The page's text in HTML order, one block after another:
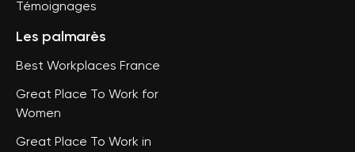
Témoignages
Les palmarès
Best Workplaces France
Great Place To Work for
Women
Great Place To Work in